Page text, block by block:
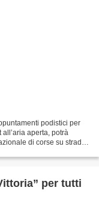
podistici per
aperta, potrà
di corse su strada
per tutti